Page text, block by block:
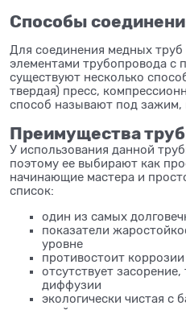
Способы
Для соединения медных
элементами трубопровода с
существуют несколько
твердая) пресс,
способ называют под зажим,
Преимущества
У использования данной
поэтому ее выбирают как
начинающие мастера и
список:
один из самых
показатели
уровне
противостоит
отсутствует
диффузии
экологически чистая с